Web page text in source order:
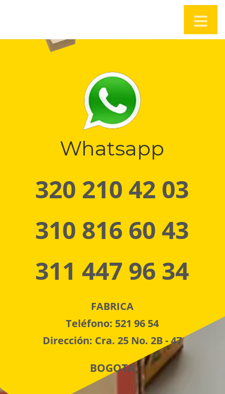
Whatsapp
320 210 42 03
310 816 60 43
311 447 96 34
FABRICA
Teléfono: 521 96 54
Dirección: Cra. 25 No. 2B - 47
BOGOTA